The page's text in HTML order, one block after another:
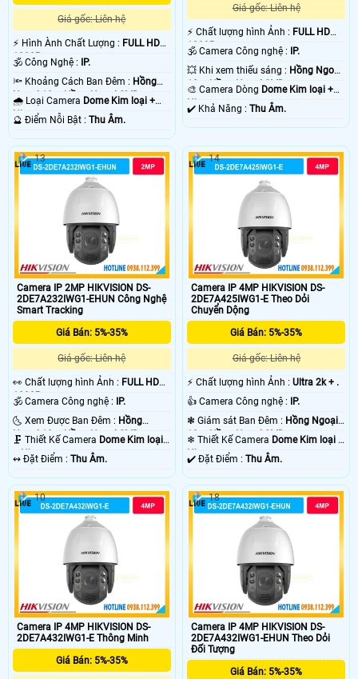
Giá gốc: Liên hệ
️⚡ Hình Ành Chất Lượng : FULL HD
1080P .
🕉️ Công Nghệ :
IP.
🔦 Khoảng Cách Ban Đêm : Hồng
Ngoại 10m Hồng Ngoại SMD.
🌧️ Loại Camera Dome Kim loại +
Nhựa.
️🔮 Điểm Nỗi Bật : Thu Âm.
Giá gốc: Liên hệ
️⚡ Chất lượng hình Ảnh : FULL HD
1080P .
🕉️ Camera Công nghệ :
IP.
💥 Khi xem thiếu sáng : Hồng Ngoại
10m Hồng Ngoại SMD.
🎨 Camera Dòng Dome Kim loại +
Nhựa.
️✔️ Khả Năng :Thu Âm.
Camera IP 2MP HIKVISION DS-
2DE7A232IWG1-EHUN Công Nghệ
Smart Tracking
Giá Bán: 5%-35%
Giá gốc: Liên hệ
️👀 Chất lượng hình Ảnh : FULL HD
1080P .
🕉️ Camera Công nghệ :
IP.
🌜 Xem Được Ban Đêm : Hồng
Ngoại 10m Hồng Ngoại SMD.
🗜️ Thiết Kế Camera Dome Kim loại
+ Nhựa.
️↭ Đặt Điểm : Thu Âm.
13
Camera IP 4MP HIKVISION DS-
2DE7A425IWG1-E Theo Dỏi
Chuyển Dộng
Giá Bán: 5%-35%
Giá gốc: Liên hệ
️⚡ Chất lượng hình Ảnh :Ultra 2k + .
👍 Camera Công nghệ :
IP.
❃ Giám sát Ban Đêm : Hồng Ngoại
10m Hồng Ngoại SMD.
❄ Thiết Kế Camera Dome Kim loại +
Nhựa.
️✔️ Đặt Điểm :Thu Âm.
14
Camera IP 4MP HIKVISION DS-
2DE7A432IWG1-E Thông Minh
Giá Bán: 5%-35%
10
Camera IP 4MP HIKVISION DS-
2DE7A432IWG1-EHUN Theo Dỏi
Đối Tượng
Giá Bán: 5%-35%
18